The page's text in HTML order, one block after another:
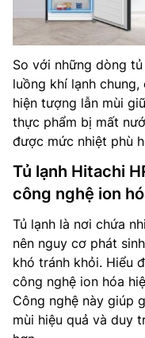
So với những dòng
luồng khí lạnh
hiện tượng lẫn mùi
thực phẩm bị mất
được mức nhiệt phù
Tủ lạnh Hitachi
công nghệ ion
Tủ lạnh là nơi chứa
nên nguy cơ phát
khó tránh khỏi. Hiểu
công nghệ ion hóa
Công nghệ này giúp
mùi hiệu quả và duy